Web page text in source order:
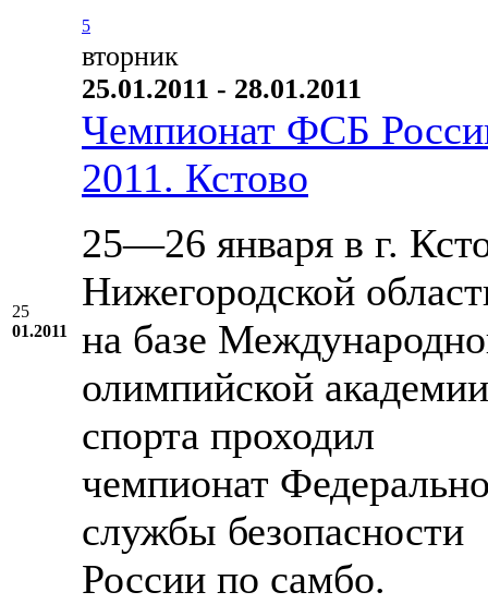
5
25
01.2011
вторник
25.01.2011 - 28.01.2011
Чемпионат ФСБ
2011. Кстово
25—26 января в г.
Нижегородской
на базе
олимпийской академии
спорта проходил
чемпионат
службы безопасности
России по самбо.